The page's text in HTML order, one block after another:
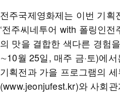
전주국제영화제는 이번 기
‘전주씨네투어 with 폴링인
의 맛을 결합한 색다른 경험
∼10월 25일, 매주 금·토)에
기획전과 가을 프로그램의
(www.jeonjufest.kr)와 사회